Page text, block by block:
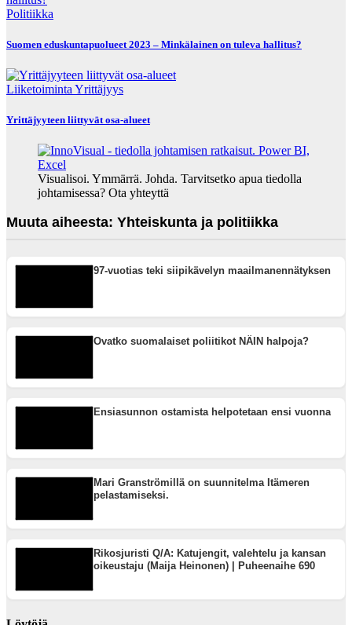
Politiikka
Suomen eduskuntapuolueet 2023 – Minkälainen on tuleva hallitus?
Liiketoiminta Yrittäjyys
Yrittäjyyteen liittyvät osa-alueet
Visualisoi. Ymmärrä. Johda. Tarvitsetko apua tiedolla
johtamisessa? Ota yhteyttä
Muuta aiheesta: Yhteiskunta ja politiikka
97-vuotias teki siipikävelyn maailmanennätyksen
Ovatko suomalaiset poliitikot NÄIN halpoja?
Ensiasunnon ostamista helpotetaan ensi vuonna
Mari Granströmillä on suunnitelma Itämeren
pelastamiseksi.
Rikosjuristi Q/A: Katujengit, valehtelu ja kansan
oikeustaju (Maija Heinonen) | Puheenaihe 690